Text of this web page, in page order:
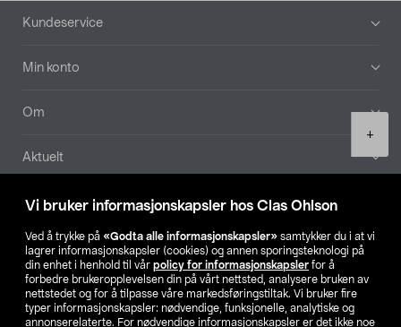
Vi bruker informasjonskapsler hos Clas Ohlson
Ved å trykke på «Godta alle informasjonskapsler» samtykker du i at vi
lagrer informasjonskapsler (cookies) og annen sporingsteknologi på
din enhet i henhold til vår policy for informasjonskapsler for å
forbedre brukeropplevelsen din på vårt nettsted, analysere bruken av
nettstedet og for å tilpasse våre markedsføringstiltak. Vi bruker fire
typer informasjonskapsler: nødvendige, funksjonelle, analytiske og
annonserelaterte. For nødvendige informasjonskapsler er det ikke noe
+
Bunntekst
Kundeservice
Min konto
Om
Aktuelt
Våre selskaper
Finn din butikk
SE NO FI